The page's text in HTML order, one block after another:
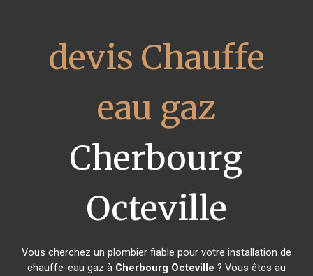
devis Chauffe
eau gaz
Cherbourg
Octeville
Vous cherchez un plombier fiable pour votre installation de
chauffe-eau gaz à Cherbourg Octeville ? Vous êtes au